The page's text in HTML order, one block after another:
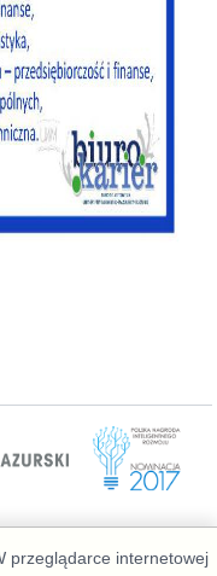
Administrator:
przeglądarce internetowej